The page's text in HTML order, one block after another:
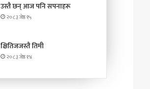
उस्तै छन् आज पनि सपनाहरू
२०८३ जेष्ठ १५
क्षितिजजस्तै तिमी
२०८३ जेष्ठ १४